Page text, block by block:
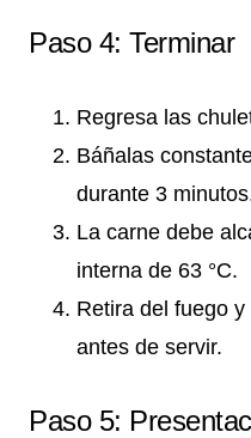
Paso 4: Terminar
Regresa las
Báñalas
durante 3
La carne debe
interna de 63 °C.
Retira del fuego
antes de servir.
Paso 5: